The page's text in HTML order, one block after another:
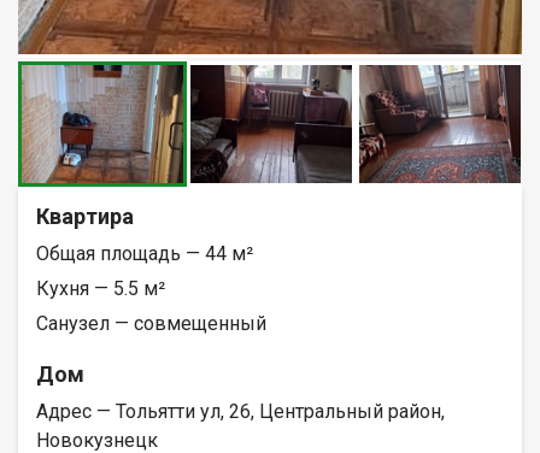
Квартира
Общая площадь — 44 м²
Кухня — 5.5 м²
Санузел — совмещенный
Дом
Адрес — Тольятти ул, 26, Центральный район,
Новокузнецк